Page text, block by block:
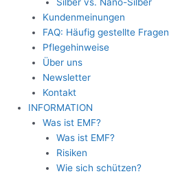
Kundenmeinungen
FAQ: Häufig gestellte Fragen
Pflegehinweise
Über uns
Newsletter
Kontakt
INFORMATION
Was ist EMF?
Was ist EMF?
Risiken
Wie sich schützen?